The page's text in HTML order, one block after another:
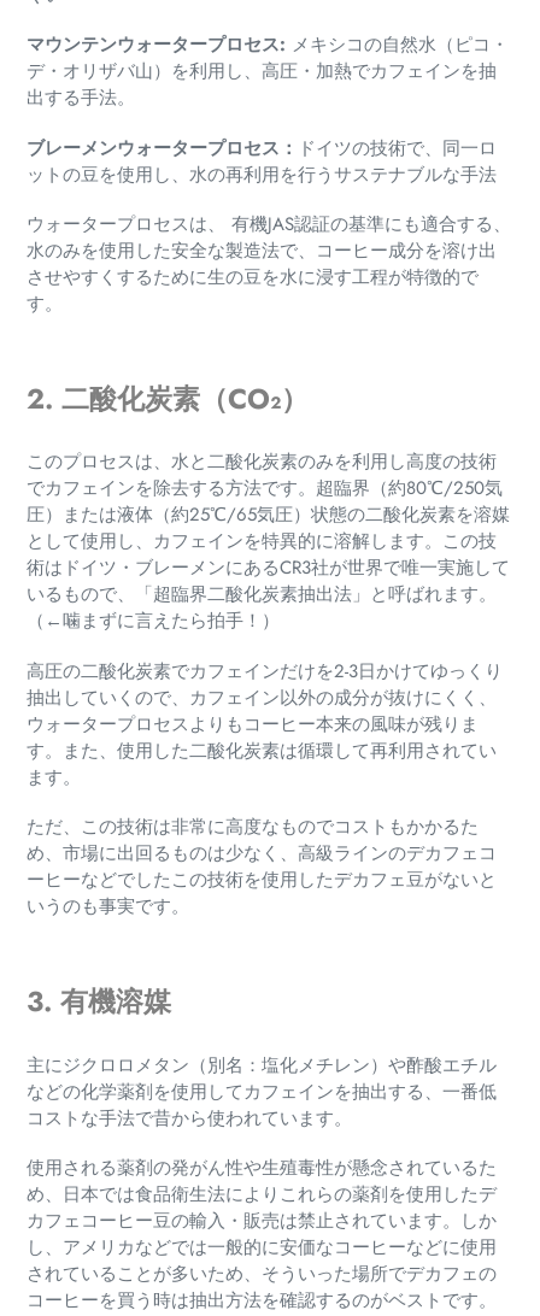
マウンテンウォータープロセス: メキシコの自然水（ピコ・
デ・オリザバ山）を利用し、高圧・加熱でカフェインを抽
出する手法。
ブレーメンウォータープロセス： ドイツの技術で、同一ロ
ットの豆を使用し、水の再利用を行うサステナブルな手法
ウォータープロセスは、
有機JAS認証の基準にも適合する、
水のみを使用した安全な製造法で、 コーヒー成分を溶け出
させやすくするために生の豆を水に浸す工程が特徴的で
す。
2. 二酸化炭素（CO₂）
このプロセスは、水と二酸化炭素のみを利用し高度の技術
でカフェインを除去する方法です。 超臨界（約80℃/250気
圧）または液体（約25℃/65気圧）状態の二酸化炭素を溶媒
として使用し、カフェインを特異的に溶解します。この技
術はドイツ・ブレーメンにあるCR3社が世界で唯一実施して
いるもので、「超臨界二酸化炭素抽出法」と呼ばれます。
（←噛まずに言えたら拍手！）
高圧の二酸化炭素でカフェインだけを2-3日かけてゆっくり
抽出していくので、カフェイン以外の成分が抜けにくく、
ウォータープロセスよりもコーヒー本来の風味が残りま
す。また、使用した二酸化炭素は循環して再利用されてい
ます。
ただ、この技術は非常に高度なものでコストもかかるた
め、市場に出回るものは少なく、高級ラインのデカフェコ
ーヒーなどでしたこの技術を使用したデカフェ豆がないと
いうのも事実です。
3. 有機溶媒
主にジクロロメタン（別名：塩化メチレン）や酢酸エチル
などの化学薬剤を使用してカフェインを抽出する、一番低
コストな手法で昔から使われています。
使用される薬剤の発がん性や生殖毒性が懸念されているた
め、日本では食品衛生法によりこれらの薬剤を使用したデ
カフェコーヒー豆の輸入・販売は禁止されています。しか
し、アメリカなどでは一般的に安価なコーヒーなどに使用
されていることが多いため、そういった場所でデカフェの
コーヒーを買う時は抽出方法を確認するのがベストです。